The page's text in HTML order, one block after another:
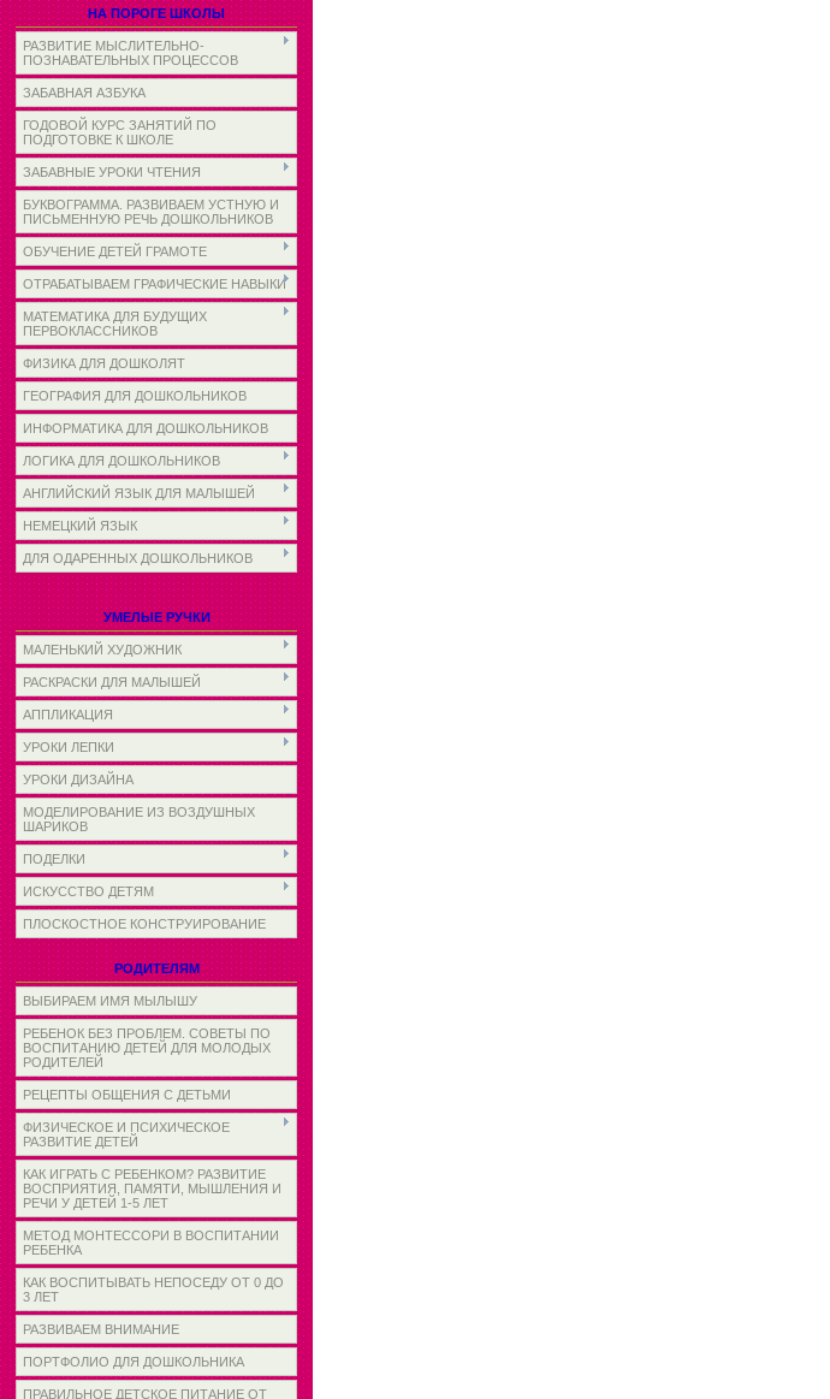
НА ПОРОГЕ ШКОЛЫ
РАЗВИТИЕ МЫСЛИТЕЛЬНО-
ПОЗНАВАТЕЛЬНЫХ ПРОЦЕССОВ
ЗАБАВНАЯ АЗБУКА
ГОДОВОЙ КУРС ЗАНЯТИЙ ПО
ПОДГОТОВКЕ К ШКОЛЕ
ЗАБАВНЫЕ УРОКИ ЧТЕНИЯ
БУКВОГРАММА. РАЗВИВАЕМ УСТНУЮ И
ПИСЬМЕННУЮ РЕЧЬ ДОШКОЛЬНИКОВ
ОБУЧЕНИЕ ДЕТЕЙ ГРАМОТЕ
ОТРАБАТЫВАЕМ ГРАФИЧЕСКИЕ НАВЫКИ
МАТЕМАТИКА ДЛЯ БУДУЩИХ
ПЕРВОКЛАССНИКОВ
ФИЗИКА ДЛЯ ДОШКОЛЯТ
ГЕОГРАФИЯ ДЛЯ ДОШКОЛЬНИКОВ
ИНФОРМАТИКА ДЛЯ ДОШКОЛЬНИКОВ
ЛОГИКА ДЛЯ ДОШКОЛЬНИКОВ
АНГЛИЙСКИЙ ЯЗЫК ДЛЯ МАЛЫШЕЙ
НЕМЕЦКИЙ ЯЗЫК
ДЛЯ ОДАРЕННЫХ ДОШКОЛЬНИКОВ
УМЕЛЫЕ РУЧКИ
МАЛЕНЬКИЙ ХУДОЖНИК
РАСКРАСКИ ДЛЯ МАЛЫШЕЙ
АППЛИКАЦИЯ
УРОКИ ЛЕПКИ
УРОКИ ДИЗАЙНА
МОДЕЛИРОВАНИЕ ИЗ ВОЗДУШНЫХ
ШАРИКОВ
ПОДЕЛКИ
ИСКУССТВО ДЕТЯМ
ПЛОСКОСТНОЕ КОНСТРУИРОВАНИЕ
РОДИТЕЛЯМ
ВЫБИРАЕМ ИМЯ МЫЛЫШУ
РЕБЕНОК БЕЗ ПРОБЛЕМ. СОВЕТЫ ПО
ВОСПИТАНИЮ ДЕТЕЙ ДЛЯ МОЛОДЫХ
РОДИТЕЛЕЙ
РЕЦЕПТЫ ОБЩЕНИЯ С ДЕТЬМИ
ФИЗИЧЕСКОЕ И ПСИХИЧЕСКОЕ
РАЗВИТИЕ ДЕТЕЙ
КАК ИГРАТЬ С РЕБЕНКОМ? РАЗВИТИЕ
ВОСПРИЯТИЯ, ПАМЯТИ, МЫШЛЕНИЯ И
РЕЧИ У ДЕТЕЙ 1-5 ЛЕТ
МЕТОД МОНТЕССОРИ В ВОСПИТАНИИ
РЕБЕНКА
КАК ВОСПИТЫВАТЬ НЕПОСЕДУ ОТ 0 ДО
3 ЛЕТ
РАЗВИВАЕМ ВНИМАНИЕ
ПОРТФОЛИО ДЛЯ ДОШКОЛЬНИКА
ПРАВИЛЬНОЕ ДЕТСКОЕ ПИТАНИЕ ОТ